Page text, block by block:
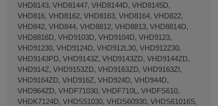
VHD8143, VHD81447, VHD8144D, VHD8145D,
VHD816, VHD8162, VHD8163, VHD8164, VHD822,
VHD842, VHD844, VHD8812, VHD8813, VHD8814D,
VHD8816D, VHD9103D, VHD9104D, VHD9123,
VHD91230, VHD9124D, VHD912L30, VHD912Z30,
VHD9143PD, VHD9143Z, VHD9143ZD, VHD9144ZD,
VHD914Z, VHD9153ZD, VHD9163ZD, VHD9163ZI,
VHD9164ZD, VHD916Z, VHD924D, VHD944D,
VHD964ZD, VHDF71030, VHDF710L, VHDFS610,
VHDK7124D, VHDS51030, VHDS60930, VHDS61016S,